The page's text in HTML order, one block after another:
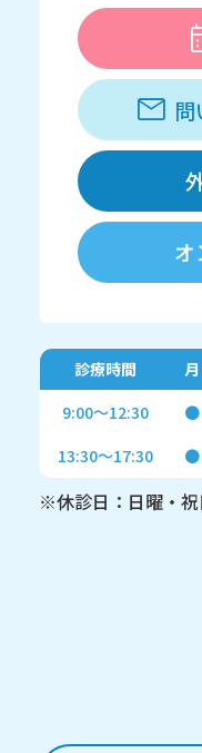
オ
診療時間 月
9:00～12:30
●
13:30～17:30
●
※休診日：日曜・祝